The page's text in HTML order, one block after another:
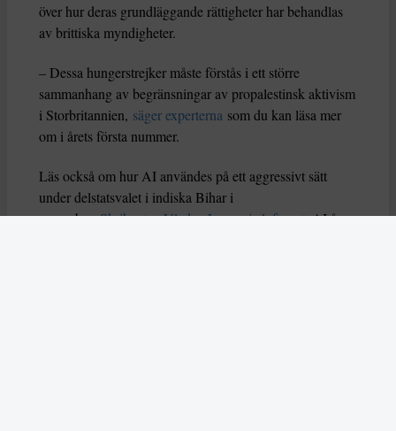
över hur deras grundläggande rättigheter har behandlas
av brittiska myndigheter.
– Dessa hungerstrejker måste förstås i ett större
sammanhang av begränsningar av propalestinsk aktivism
i Storbritannien, säger experterna som du kan läsa mer
om i årets första nummer.
Läs också om hur AI användes på ett aggressivt sätt
under delstatsvalet i indiska Bihar i
november.Skribenten Vladan Lausevic lyfter attAI å